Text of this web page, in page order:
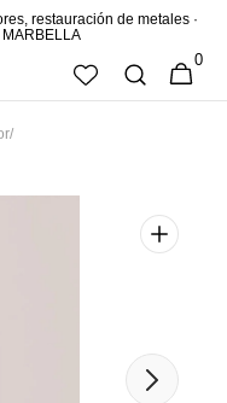
restauración de metales ·
CESTA
0
/